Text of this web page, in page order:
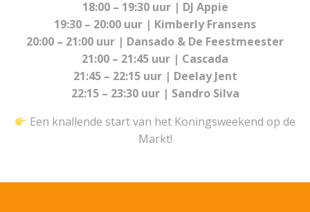
18:00 – 19:30 uur | DJ Appie
19:30 – 20:00 uur | Kimberly Fransens
20:00 – 21:00 uur | Dansado & De Feestmeester
21:00 – 21:45 uur | Cascada
21:45 – 22:15 uur | Deelay Jent
22:15 – 23:30 uur | Sandro Silva
Een knallende start van het Koningsweekend op de
Markt!